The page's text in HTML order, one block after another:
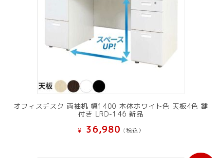
オフィスデスク 両袖机 幅1400 本体ホワイト色 天板4色 鍵
付き LRD-146 新品
¥ 36,980 (税込）